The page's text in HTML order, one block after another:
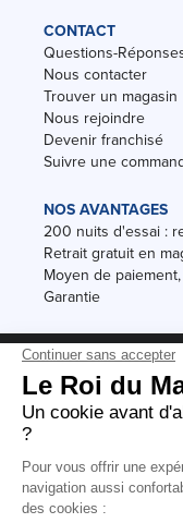
CONTACT
Questions-
Nous contacter
Trouver un magasin
Nous rejoindre
Devenir franchisé
Suivre une
NOS AVANTAGES
200 nuits d'essai :
Retrait gratuit en
Moyen de
Garantie
Conditions des offres
Black Friday
Destockage
Conditions